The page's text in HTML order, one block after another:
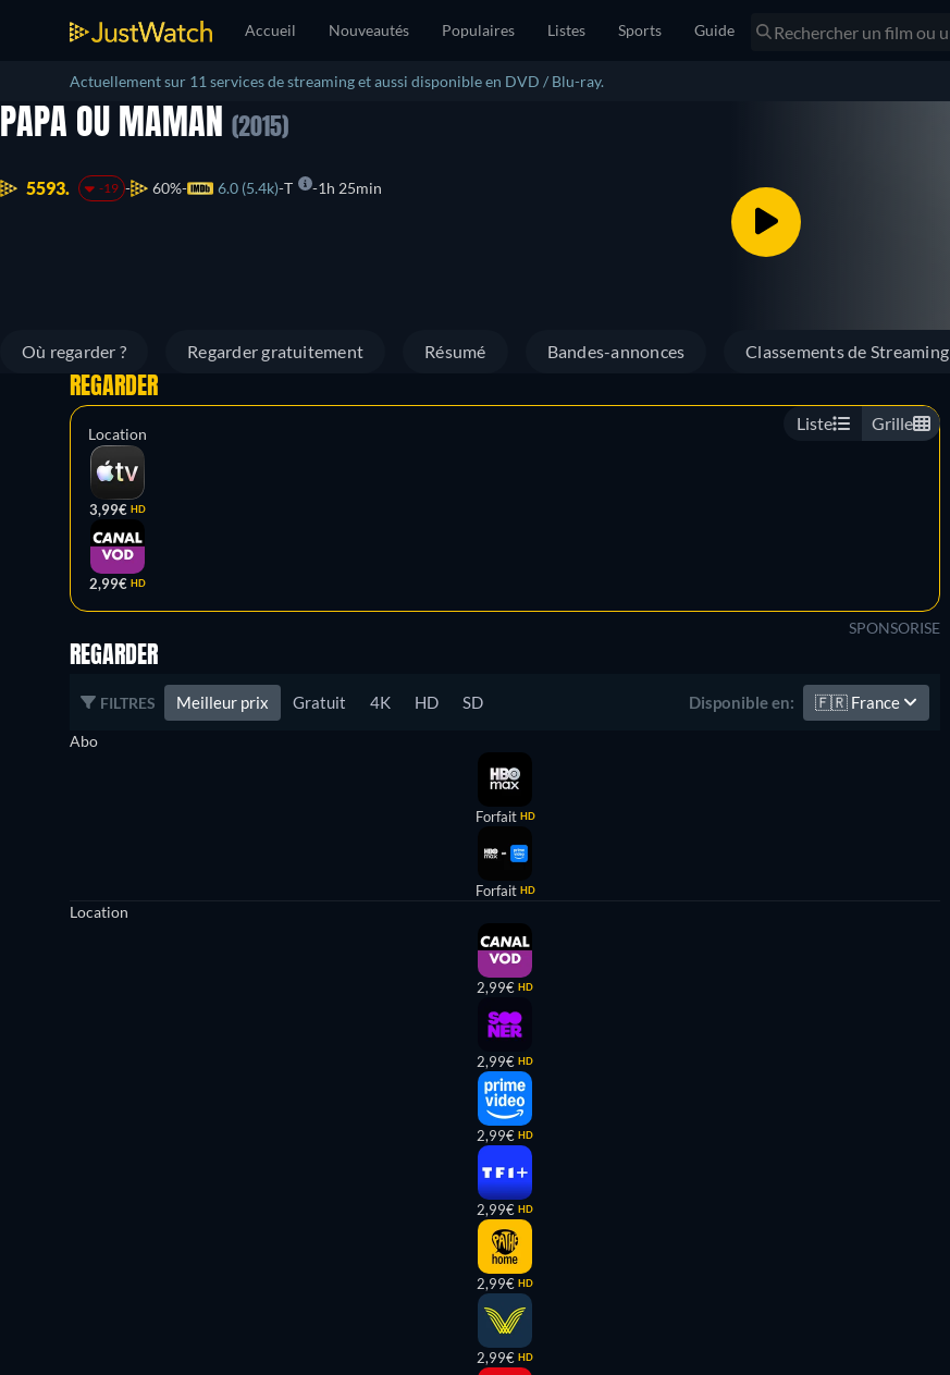
Accueil Nouveautés Populaires Listes Sports Guide
Actuellement sur 11 services de streaming et aussi disponible en DVD / Blu-ray.
PAPA OU MAMAN (2015)
5593. -19 60% 6.0 (5.4k) T 1h 25min
Où regarder ? Regarder gratuitement Résumé Bandes-annonces Classements de Streaming
Liste Grille
REGARDER
Location
3,99€ HD
2,99€ HD
SPONSORISE
REGARDER
FILTRES Meilleur prix Gratuit 4K HD SD Disponible en: 🇫🇷 France
Abo
Forfait HD
Forfait HD
Location
2,99€ HD
2,99€ HD
2,99€ HD
2,99€ HD
2,99€ HD
2,99€ HD